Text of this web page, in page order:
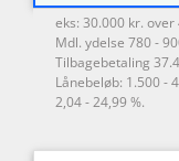
eks: 30.000 kr. over
Mdl. ydelse 780 -
Tilbagebetaling
Lånebeløb: 1.500 -
2,04 - 24,99 %.